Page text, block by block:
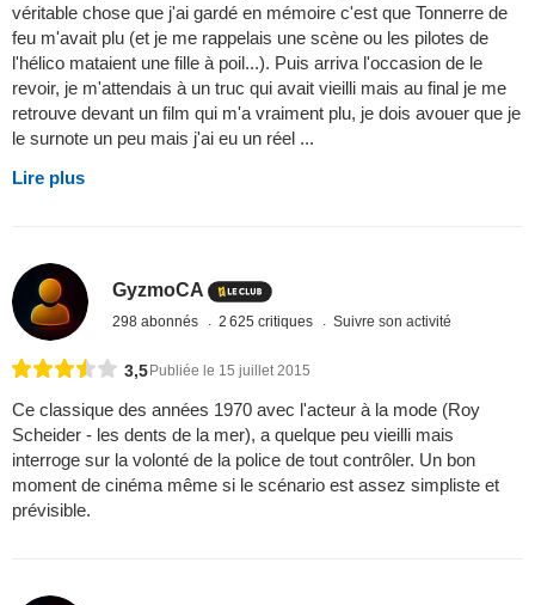
véritable chose que j'ai gardé en mémoire c'est que Tonnerre de
feu m'avait plu (et je me rappelais une scène ou les pilotes de
l'hélico mataient une fille à poil...). Puis arriva l'occasion de le
revoir, je m'attendais à un truc qui avait vieilli mais au final je me
retrouve devant un film qui m'a vraiment plu, je dois avouer que je
le surnote un peu mais j'ai eu un réel ...
Lire plus
GyzmoCA
298 abonnés 2 625 critiques Suivre son activité
3,5Publiée le 15 juillet 2015
Ce classique des années 1970 avec l'acteur à la mode (Roy
Scheider - les dents de la mer), a quelque peu vieilli mais
interroge sur la volonté de la police de tout contrôler. Un bon
moment de cinéma même si le scénario est assez simpliste et
prévisible.